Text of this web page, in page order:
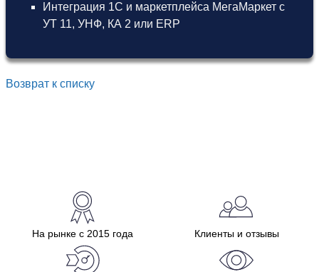
Интеграция 1С и маркетплейса МегаМаркет с
УТ 11, УНФ, КА 2 или ERP
Возврат к списку
На рынке с 2015 года Клиенты и отзывы